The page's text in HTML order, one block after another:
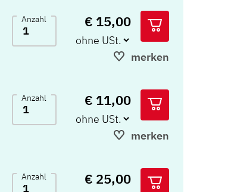
Anzahl € 15,00
merken
Anzahl € 11,00
merken
Anzahl € 25,00